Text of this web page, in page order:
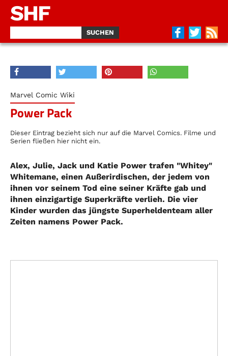
SHF
Marvel Comic Wiki
Power Pack
Dieser Eintrag bezieht sich nur auf die Marvel Comics. Filme und
Serien fließen hier nicht ein.
Alex, Julie, Jack und Katie Power trafen "Whitey"
Whitemane, einen Außerirdischen, der jedem von
ihnen vor seinem Tod eine seiner Kräfte gab und
ihnen einzigartige Superkräfte verlieh. Die vier
Kinder wurden das jüngste Superheldenteam aller
Zeiten namens Power Pack.